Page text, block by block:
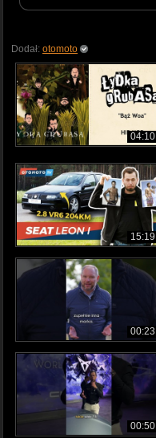
Dodał: otomoto
04:10
15:19
00:23
00:50